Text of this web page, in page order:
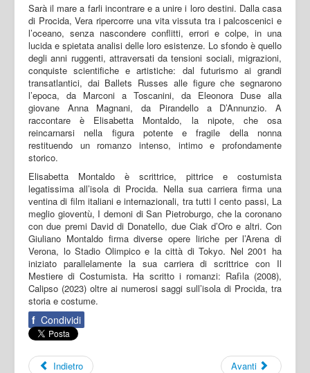
Sarà il mare a farli incontrare e a unire i loro destini. Dalla casa
di Procida, Vera ripercorre una vita vissuta tra i palcoscenici e
l’oceano, senza nascondere conflitti, errori e colpe, in una
lucida e spietata analisi delle loro esistenze. Lo sfondo è quello
degli anni ruggenti, attraversati da tensioni sociali, migrazioni,
conquiste scientifiche e artistiche: dal futurismo ai grandi
transatlantici, dai Ballets Russes alle figure che segnarono
l’epoca, da Marconi a Toscanini, da Eleonora Duse alla
giovane Anna Magnani, da Pirandello a D’Annunzio. A
raccontare è Elisabetta Montaldo, la nipote, che osa
reincarnarsi nella figura potente e fragile della nonna
restituendo un romanzo intenso, intimo e profondamente
storico.
Elisabetta Montaldo è scrittrice, pittrice e costumista
legatissima all’isola di Procida. Nella sua carriera firma una
ventina di film italiani e internazionali, tra tutti I cento passi, La
meglio gioventù, I demoni di San Pietroburgo, che la coronano
con due premi David di Donatello, due Ciak d’Oro e altri. Con
Giuliano Montaldo firma diverse opere liriche per l’Arena di
Verona, lo Stadio Olimpico e la città di Tokyo. Nel 2001 ha
iniziato parallelamente la sua carriera di scrittrice con Il
Mestiere di Costumista. Ha scritto i romanzi: Rafìla (2008),
Calipso (2023) oltre ai numerosi saggi sull’isola di Procida, tra
storia e costume.
f Condividi
Indietro Avanti